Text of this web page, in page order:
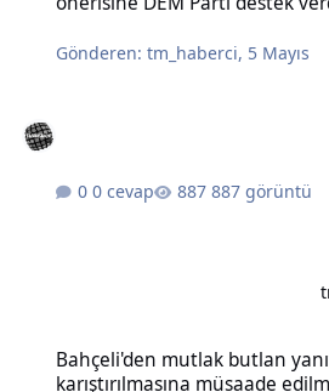
Gönderen:tm_haberci, 5 Mayıs
0 cevap 887 görüntü
Bahçeli'den mutlak butlan
karıştırılmasına müsaade